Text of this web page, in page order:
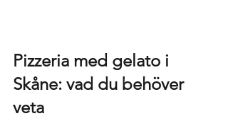
Pizzeria med gelato i
Skåne: vad du behöver
veta